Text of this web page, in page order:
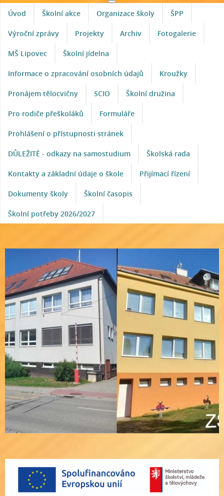
Úvod Školní akce Organizace školy ŠPP
Výroční zprávy Projekty Archiv Fotogalerie
MŠ Lipovec Školní jídelna
Informace o zpracování osobních údajů Kroužky
Pronájem tělocvičny SCIO Školní družina
Pro rodiče přeškoláků Formuláře
Prohlášení o přístupnosti stránek
DŮLEŽITÉ - odkazy na samostudium Školská rada
Kontakty a základní údaje o škole Přijímací řízení
Dokumenty školy Školní časopis
Školní potřeby 2026/2027